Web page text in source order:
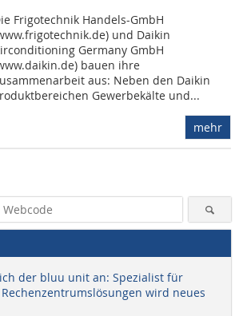
Frigotechnik Handels-GmbH
und Daikin
Germany GmbH
bauen ihre
aus: Neben den Daikin
Gewerbekälte und...
mehr
der bluu unit an: Spezialist für
wird neues